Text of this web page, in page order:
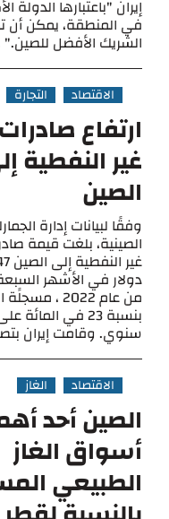
إيران "باعتبارها الدولة
في المنطقة، يمكن أن
الشريك الأفضل
الاقتصاد التجارة
ارتفاع
غير النفطية
الصين
وفقًا لبيانات إدارة
الصينية، بلغت قيمة
دولار في الأشهر
من عام 2022 ،
بنسبة 23 في
سنوي. وقامت إيران
الاقتصاد الغاز
الصين أحد
أسواق الغاز
الطبيعي